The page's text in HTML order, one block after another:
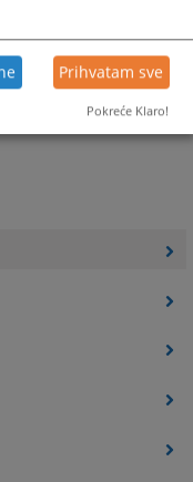
Prihvatam sve
Pokreće Klaro!